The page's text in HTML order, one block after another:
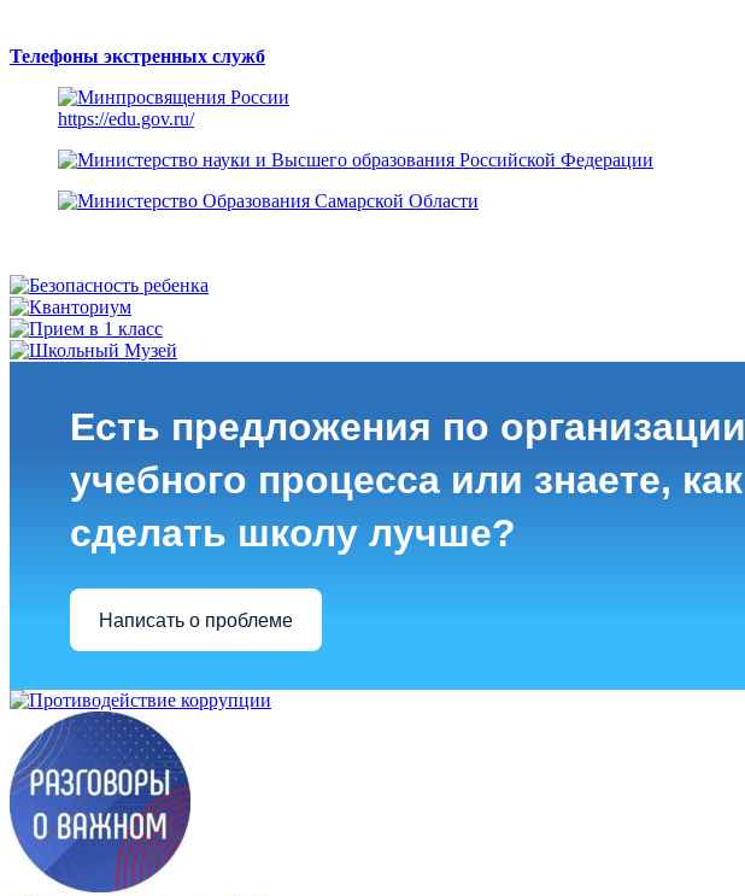
Телефоны экстренных служб
https://edu.gov.ru/
Есть предложения по организации
учебного процесса или знаете, как
сделать школу лучше?
Написать о проблеме